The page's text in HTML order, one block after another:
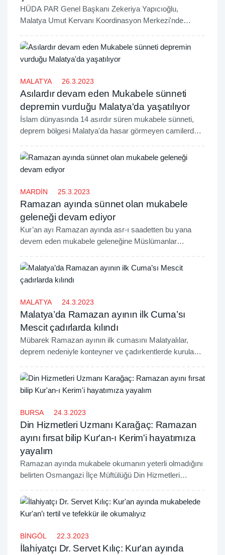
HÜDA PAR Genel Başkanı Zekeriya Yapıcıoğlu,
Malatya Umut Kervanı Koordinasyon Merkezi'nde
araya gelerek, kendilerine çeşitli hediyeler verip Kur’an-ı
Kerim derslerine iştirak etti.
MALATYA 26.3.2023
Asılardır devam eden Mukabele sünneti
depremin vurduğu Malatya'da yaşatılıyor
İslam dünyasında 14 asırdır süren mukabele sünneti,
deprem bölgesi Malatya'da hasar görmeyen camilerde
yerine getiriliyor.
MARDİN 25.3.2023
Ramazan ayında sünnet olan mukabele
geleneği devam ediyor
Kur’an ayı Ramazan ayında asr-ı saadetten bu yana
devem eden mukabele geleneğine Müslümanlar
MALATYA 24.3.2023
Malatya’da Ramazan ayının ilk Cuma’sı
Mescit çadırlarda kılındı
Mübarek Ramazan ayının ilk cumasını Malatyalılar,
deprem nedeniyle konteyner ve çadırkentlerde kurulan
BURSA 24.3.2023
Din Hizmetleri Uzmanı Karağaç: Ramazan
ayını fırsat bilip Kur'an-ı Kerim'i hayatımıza
yayalım
Ramazan ayında mukabele okumanın yeterli olmadığını
belirten Osmangazi İlçe Müftülüğü Din Hizmetleri
Kur'an-ı Kerimin meal ve tefsirini okumaya önem
göstermek gerektiğini kaydetti.
BİNGÖL 22.3.2023
İlahiyatçı Dr. Servet Kılıç: Kur'an ayında